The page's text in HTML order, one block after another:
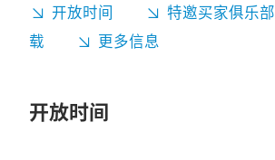
开放时间 特邀买家俱乐部
载
更多信息
开放时间